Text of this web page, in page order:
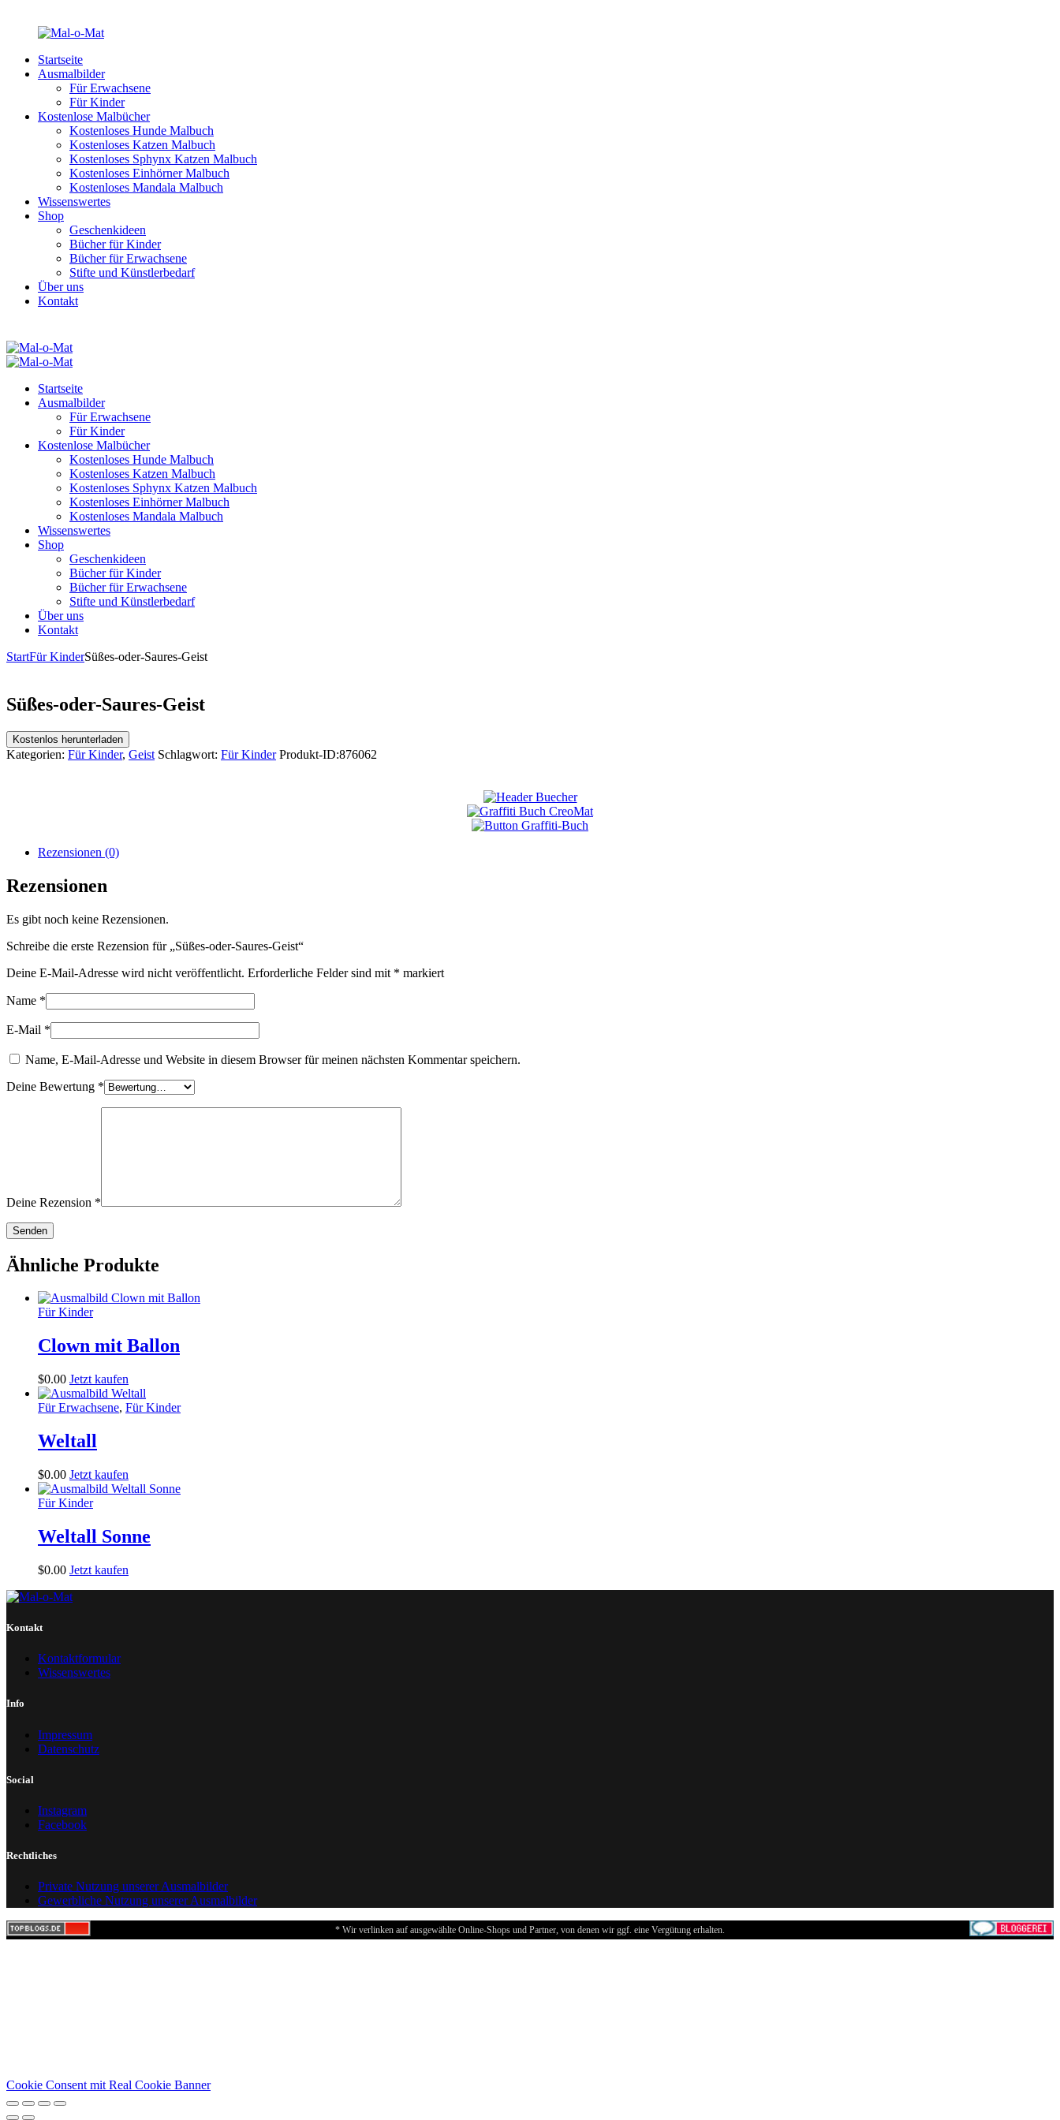
Startseite
Ausmalbilder
Für Erwachsene
Für Kinder
Kostenlose Malbücher
Kostenloses Hunde Malbuch
Kostenloses Katzen Malbuch
Kostenloses Sphynx Katzen Malbuch
Kostenloses Einhörner Malbuch
Kostenloses Mandala Malbuch
Wissenswertes
Shop
Geschenkideen
Bücher für Kinder
Bücher für Erwachsene
Stifte und Künstlerbedarf
Über uns
Kontakt
Startseite
Ausmalbilder
Für Erwachsene
Für Kinder
Kostenlose Malbücher
Kostenloses Hunde Malbuch
Kostenloses Katzen Malbuch
Kostenloses Sphynx Katzen Malbuch
Kostenloses Einhörner Malbuch
Kostenloses Mandala Malbuch
Wissenswertes
Shop
Geschenkideen
Bücher für Kinder
Bücher für Erwachsene
Stifte und Künstlerbedarf
Über uns
Kontakt
StartFür KinderSüßes-oder-Saures-Geist
Süßes-oder-Saures-Geist
Kostenlos herunterladen
Kategorien: Für Kinder, Geist Schlagwort: Für Kinder Produkt-ID:876062
Rezensionen (0)
Rezensionen
Es gibt noch keine Rezensionen.
Schreibe die erste Rezension für „Süßes-oder-Saures-Geist“
Deine E-Mail-Adresse wird nicht veröffentlicht. Erforderliche Felder sind mit * markiert
Name *
E-Mail *
Name, E-Mail-Adresse und Website in diesem Browser für meinen nächsten Kommentar speichern.
Deine Bewertung *
Deine Rezension *
Ähnliche Produkte
Für Kinder
Clown mit Ballon
$0.00 Jetzt kaufen
Für Erwachsene, Für Kinder
Weltall
$0.00 Jetzt kaufen
Für Kinder
Weltall Sonne
$0.00 Jetzt kaufen
Kontakt
Kontaktformular
Wissenswertes
Info
Impressum
Datenschutz
Social
Instagram
Facebook
Rechtliches
Private Nutzung unserer Ausmalbilder
Gewerbliche Nutzung unserer Ausmalbilder
* Wir verlinken auf ausgewählte Online-Shops und Partner, von denen wir ggf. eine Vergütung erhalten.
Cookie Consent mit Real Cookie Banner